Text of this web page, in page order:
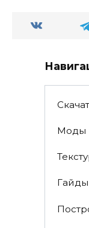
Моды
Гайды